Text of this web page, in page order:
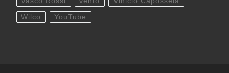
Wilco YouTube